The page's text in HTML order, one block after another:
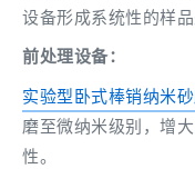
设备形成系统性的样品
前处理设备：
实验型卧式棒销纳米
磨至微纳米级别，增
性。